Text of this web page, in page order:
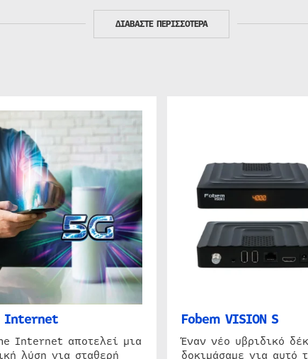
ΔΙΑΒΑΣΤΕ ΠΕΡΙΣΣΟΤΕΡΑ
Internet
Internet αποτελεί μια
λύση για σταθερή
Fobem VISION S
Έναν νέο υβριδικό
δοκιμάσαμε για αυτό